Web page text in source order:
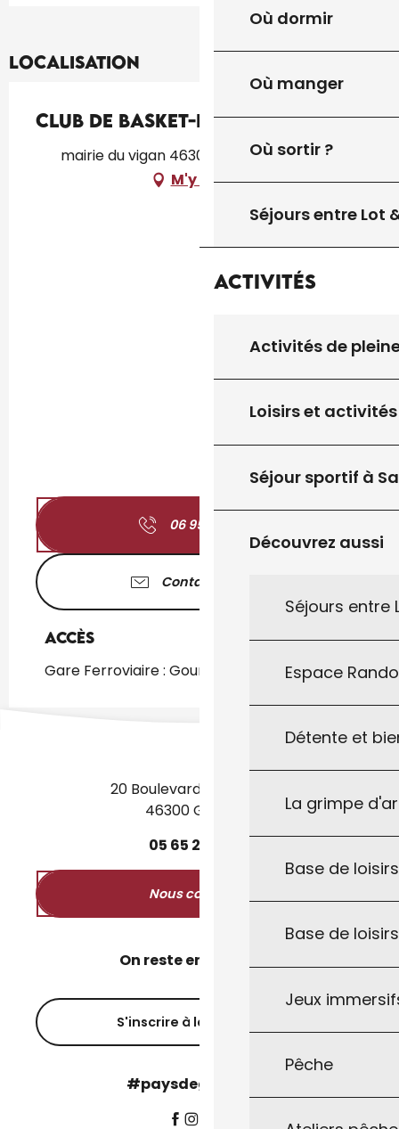
Où dormir
Où manger
Où sortir ?
Séjours entre Lot
Activités
Activités de
Loisirs et activités
Séjour sportif à
Découvrez aussi
Séjours entre
Espace
Détente et
La grimpe
Base de
Base de
Jeux
Pêche
Localisation
Club de Basket-Ball
mairie du vigan 46300 le vigan, Gourdon
M'y rendre
06 95 88 14
Contactez-nous
Accès
Accès
Gare Ferroviaire : Gourdon à 1km
20 Boulevard des Martyrs
46300 Gourdon
05 65 27
Nous contacter
On reste en contact ?
S'inscrire à la newsletter
#paysdegourdon !